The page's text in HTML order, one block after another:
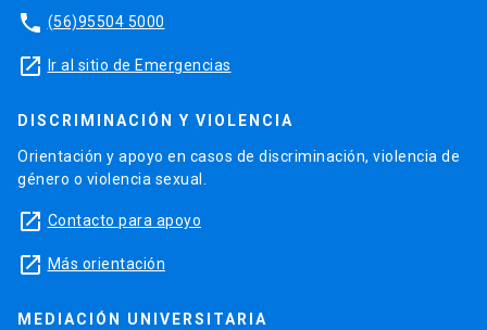
phone (56)95504 5000
launch Ir al sitio de Emergencias
DISCRIMINACIÓN Y VIOLENCIA
Orientación y apoyo en casos de discriminación, violencia de
género o violencia sexual.
launch Contacto para apoyo
launch Más orientación
MEDIACIÓN UNIVERSITARIA